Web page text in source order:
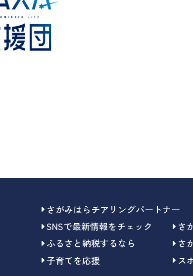
さがみはらチアリングパートナー
SNSで最新情報をチェック
さ
ふるさと納税するなら
さ
子育てを応援
ス